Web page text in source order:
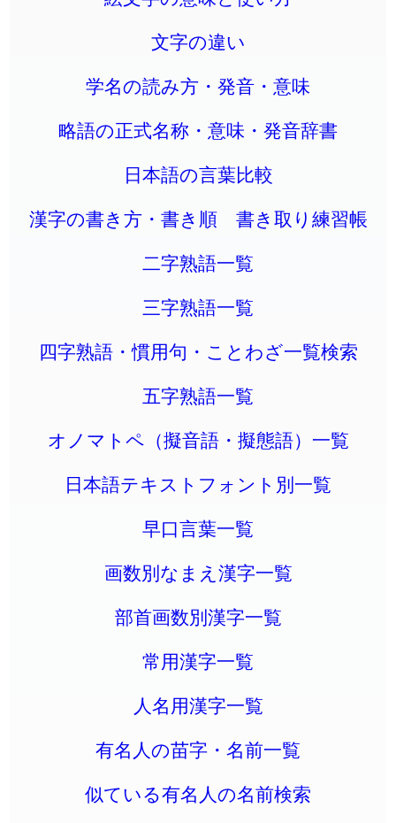
文字の違い
学名の読み方・発音・意味
略語の正式名称・意味・発音辞書
日本語の言葉比較
漢字の書き方・書き順 書き取り練習帳
二字熟語一覧
三字熟語一覧
四字熟語・慣用句・ことわざ一覧検索
五字熟語一覧
オノマトペ（擬音語・擬態語）一覧
日本語テキストフォント別一覧
早口言葉一覧
画数別なまえ漢字一覧
部首画数別漢字一覧
常用漢字一覧
人名用漢字一覧
有名人の苗字・名前一覧
似ている有名人の名前検索